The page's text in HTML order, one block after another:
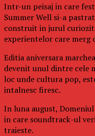
Intr-un peisaj in care
Summer Well si-a
construit in jurul
experientelor care merg
Editia aniversara
devenit unul dintre cele
loc unde cultura pop,
intalnesc firesc.
In luna august,
in care soundtrack-ul
traieste.